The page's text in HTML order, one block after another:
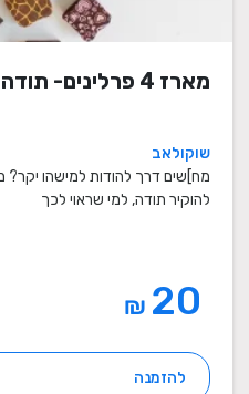
מארז 4 פרלינים- תודה
שוקולאב
להוקיר תודה, למי שראוי לכך
₪
להזמנה